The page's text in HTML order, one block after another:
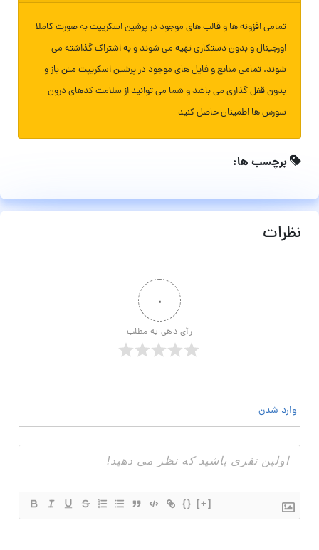
تمامی افزونه ها و قالب های موجود در پرشین اسکریپت به صورت کاملا
اورجینال و بدون دستکاری تهیه می شوند و به اشتراک گذاشته می
شوند. تمامی منابع و فایل های موجود در پرشین اسکریپت متن باز و
بدون قفل گذاری می باشد و شما می توانید از سلامت کدهای درون
سورس ها اطمینان حاصل کنید
برچسب ها:
نظرات
۰
رأی دهی به مطلب
وارد شدن
{} [+]